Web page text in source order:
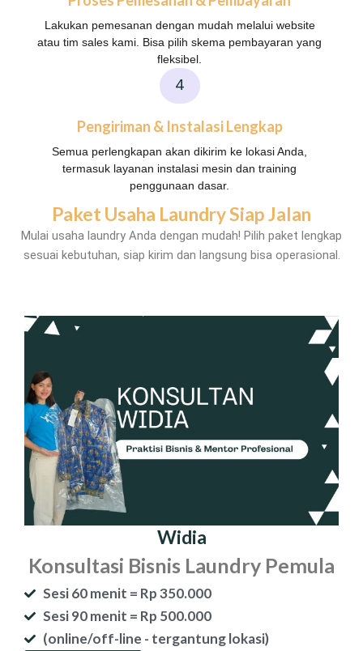
Lakukan pemesanan dengan mudah melalui website
atau tim sales kami. Bisa pilih skema pembayaran yang
fleksibel.
4
Pengiriman & Instalasi Lengkap
Semua perlengkapan akan dikirim ke lokasi Anda,
termasuk layanan instalasi mesin dan training
penggunaan dasar.
Paket Usaha Laundry Siap Jalan
Mulai usaha laundry Anda dengan mudah! Pilih paket lengkap
sesuai kebutuhan, siap kirim dan langsung bisa operasional.
Widia
Konsultasi Bisnis Laundry Pemula
Sesi 60 menit = Rp 350.000
Sesi 90 menit = Rp 500.000
(online/off-line - tergantung lokasi)